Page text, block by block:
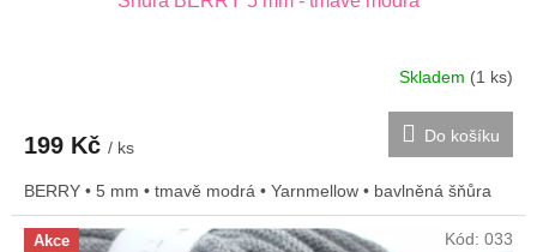
Skladem (1 ks)
199 Kč / ks
Do košíku
BERRY • 5 mm • tmavě modrá • Yarnmellow • bavlněná šňůra
Akce Kód: 033